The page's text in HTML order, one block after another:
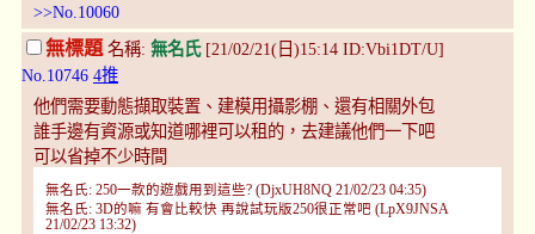
>>No.10060
無標題 名稱: 無名氏[21/02/21(日)15:14 ID:Vbi1DT/U]
No.10746 4推
他們需要動態擷取裝置、建模用攝影棚、還有相關外包
誰手邊有資源或知道哪裡可以租的，去建議他們一下吧
可以省掉不少時間
無名氏: 250一款的遊戲用到這些? (DjxUH8NQ 21/02/23 04:35)
無名氏: 3D的嘛 有會比較快 再說試玩版250很正常吧 (LpX9JNSA
21/02/23 13:32)